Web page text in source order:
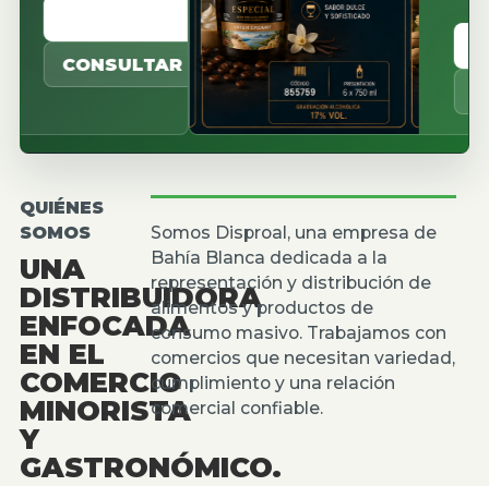
CONSULTAR
VER
QUIÉNES
SOMOS
UNA
DISTRIBUIDORA
ENFOCADA
EN EL
COMERCIO
MINORISTA
Y
GASTRONÓMICO.
Somos Disproal, una empresa de
Bahía Blanca dedicada a la
representación y distribución de
alimentos y productos de
consumo masivo. Trabajamos con
comercios que necesitan variedad,
cumplimiento y una relación
comercial confiable.